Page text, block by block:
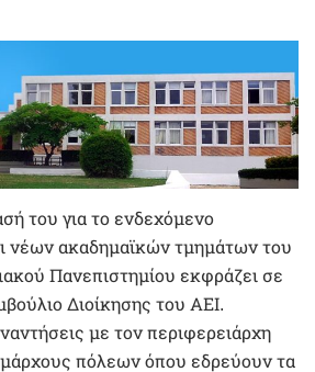
του για το ενδεχόμενο
νέων ακαδημαϊκών τμημάτων του
Πανεπιστημίου εκφράζει σε
Διοίκησης του ΑΕΙ.
με τον περιφερειάρχη
πόλεων όπου εδρεύουν τα